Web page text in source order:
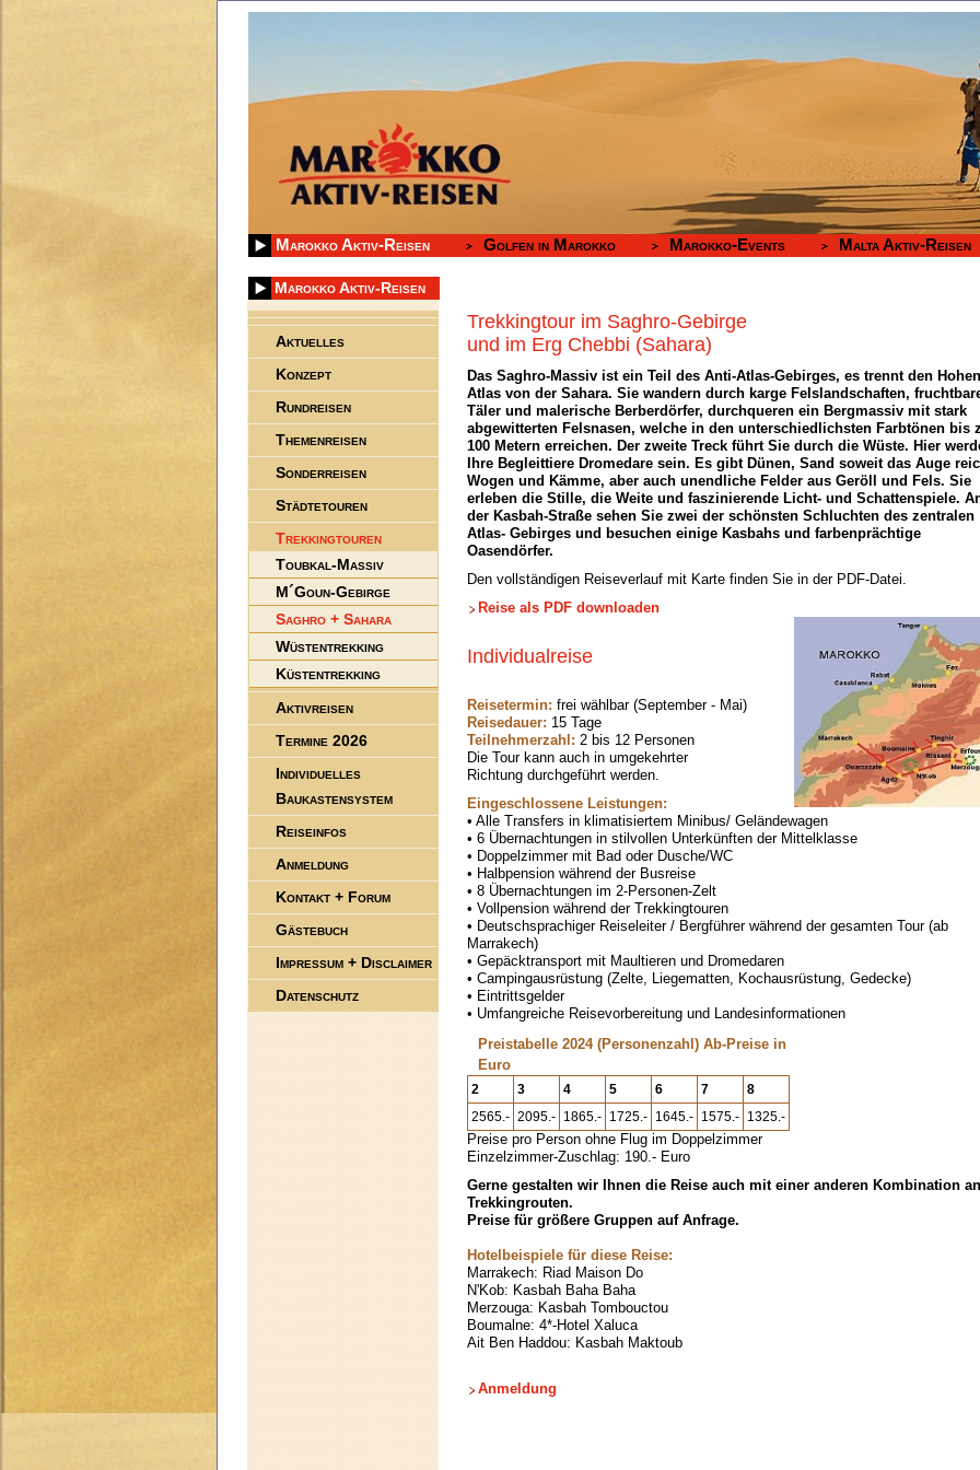
Marokko Aktiv-Reisen Golfen in Marokko Marokko-Events Malta Aktiv-Reisen
Trekkingtour im Saghro-Gebirge
und im Erg Chebbi (Sahara)
Das Saghro-Massiv ist ein Teil des Anti-Atlas-Gebirges, es trennt den Hohen
Atlas von der Sahara. Sie wandern durch karge Felslandschaften,
Täler und malerische Berberdörfer, durchqueren ein Bergmassiv mit stark
abgewitterten Felsnasen, welche in den unterschiedlichsten Farbtönen bis
100 Metern erreichen. Der zweite Treck führt Sie durch die Wüste. Hier
Ihre Begleittiere Dromedare sein. Es gibt Dünen, Sand soweit das Auge
Wogen und Kämme, aber auch unendliche Felder aus Geröll und Fels. Sie
erleben die Stille, die Weite und faszinierende Licht- und Schattenspiele.
der Kasbah-Straße sehen Sie zwei der schönsten Schluchten des zentralen
Atlas- Gebirges und besuchen einige Kasbahs und farbenprächtige
Oasendörfer.
Den vollständigen Reiseverlauf mit Karte finden Sie in der PDF-Datei.
Reise als PDF downloaden
Individualreise
Reisetermin: frei wählbar (September - Mai)
Reisedauer: 15 Tage
Teilnehmerzahl: 2 bis 12 Personen
Die Tour kann auch in umgekehrter
Richtung durchgeführt werden.
Eingeschlossene Leistungen:
• Alle Transfers in klimatisiertem Minibus/ Geländewagen
• 6 Übernachtungen in stilvollen Unterkünften der Mittelklasse
• Doppelzimmer mit Bad oder Dusche/WC
• Halbpension während der Busreise
• 8 Übernachtungen im 2-Personen-Zelt
• Vollpension während der Trekkingtouren
• Deutschsprachiger Reiseleiter / Bergführer während der gesamten Tour (ab
Marrakech)
• Gepäcktransport mit Maultieren und Dromedaren
• Campingausrüstung (Zelte, Liegematten, Kochausrüstung, Gedecke)
• Eintrittsgelder
• Umfangreiche Reisevorbereitung und Landesinformationen
Preistabelle 2024 (Personenzahl) Ab-Preise in
Euro
2 3 4 5 6 7
8
2565.- 2095.- 1865.- 1725.- 1645.- 1575.- 1325.-
Preise pro Person ohne Flug im Doppelzimmer
Einzelzimmer-Zuschlag: 190.- Euro
Gerne gestalten wir Ihnen die Reise auch mit einer anderen Kombination an
Trekkingrouten.
Preise für größere Gruppen auf Anfrage.
Hotelbeispiele für diese Reise:
Marrakech: Riad Maison Do
N'Kob: Kasbah Baha Baha
Merzouga: Kasbah Tombouctou
Boumalne: 4*-Hotel Xaluca
Ait Ben Haddou: Kasbah Maktoub
Anmeldung
Marokko Aktiv-Reisen
Aktuelles
Konzept
Rundreisen
Themenreisen
Sonderreisen
Städtetouren
Trekkingtouren
Toubkal-Massiv
M´Goun-Gebirge
Saghro + Sahara
Wüstentrekking
Küstentrekking
Aktivreisen
Termine 2026
Individuelles
Baukastensystem
Reiseinfos
Anmeldung
Kontakt + Forum
Gästebuch
Impressum + Disclaimer
Datenschutz